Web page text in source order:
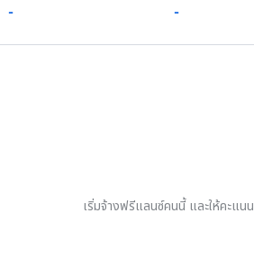
- -
เริ่มจ้างฟรีแลนซ์คนนี้ และให้คะแนน